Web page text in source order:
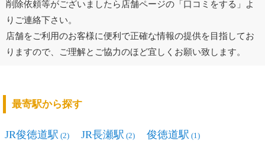
削除依頼等がございましたら店舗ページの「口コミをする」よ
りご連絡下さい。
店舗をご利用のお客様に便利で正確な情報の提供を目指してお
りますので、ご理解とご協力のほど宜しくお願い致します。
最寄駅から探す
JR俊徳道駅 (2) JR長瀬駅 (2) 俊徳道駅 (1)